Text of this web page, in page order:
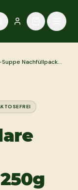
Nachfüllpack